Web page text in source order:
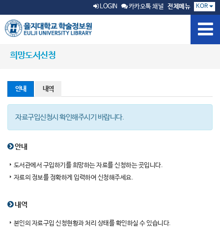
LOGIN 카카오톡 채널 전체메뉴 KOR
희망도서신청
안내 내역
자료구입신청시 확인해주시기 바랍니다.
안내
도서관에서 구입하기를 희망하는 자료를 신청하는 곳입니다.
자료의 정보를 정확하게 입력하여 신청해주세요.
내역
본인의 자료구입 신청현황과 처리 상태를 확인하실 수 있습니다.